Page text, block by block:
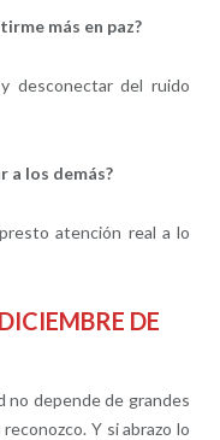
más en paz?
desconectar del ruido
a los demás?
atención real a lo
DE
no depende de grandes
Y si abrazo lo